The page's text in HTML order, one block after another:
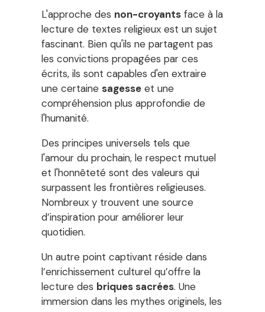
L'approche des non-croyants face à la
lecture de textes religieux est un sujet
fascinant. Bien qu'ils ne partagent pas
les convictions propagées par ces
écrits, ils sont capables d'en extraire
une certaine sagesse et une
compréhension plus approfondie de
l'humanité.
Des principes universels tels que
l'amour du prochain, le respect mutuel
et l'honnêteté sont des valeurs qui
surpassent les frontières religieuses.
Nombreux y trouvent une source
d’inspiration pour améliorer leur
quotidien.
Un autre point captivant réside dans
l’enrichissement culturel qu’offre la
lecture des briques sacrées. Une
immersion dans les mythes originels, les